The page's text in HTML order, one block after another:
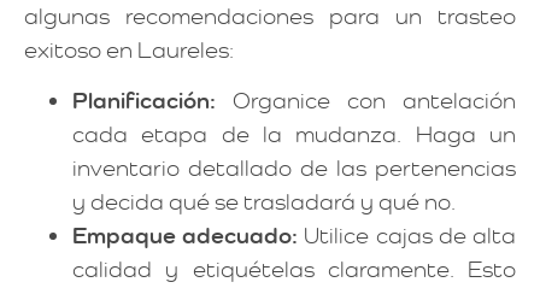
algunas recomendaciones para un trasteo
exitoso en Laureles:
Planificación: Organice con antelación
cada etapa de la mudanza. Haga un
inventario detallado de las pertenencias
y decida qué se trasladará y qué no.
Empaque adecuado: Utilice cajas de alta
calidad y etiquételas claramente. Esto